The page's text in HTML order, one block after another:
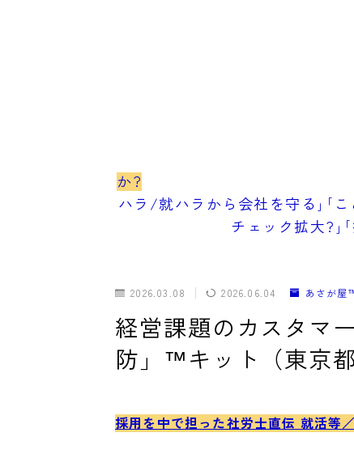
か?
ハラ/就ハラから会社を守る｣｢
チェック拡大?｣
2026.03.08 2026.06.04 あさが屋
経営課題のカスタマ
防」™キット（東京
採用を中で担った社労士直伝 就活等